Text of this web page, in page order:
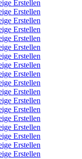
Erstellen
Erstellen
Erstellen
Erstellen
Erstellen
Erstellen
Erstellen
Erstellen
Erstellen
Erstellen
Erstellen
Erstellen
Erstellen
Erstellen
Erstellen
Erstellen
Erstellen
Erstellen